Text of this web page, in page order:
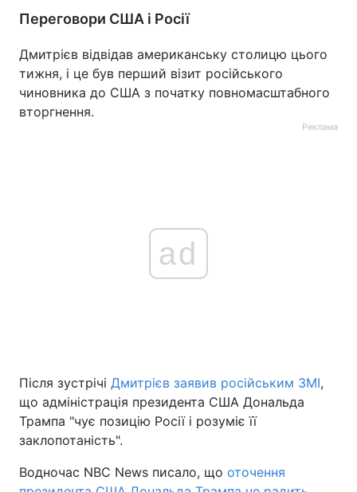
Переговори США і Росії
Дмитрієв відвідав американську столицю цього
тижня, і це був перший візит російського
чиновника до США з початку повномасштабного
вторгнення.
Реклама
ad
Після зустрічі Дмитрієв заявив російським ЗМІ,
що адміністрація президента США Дональда
Трампа "чує позицію Росії і розуміє її
заклопотаність".
Водночас NBC News писало, що оточення